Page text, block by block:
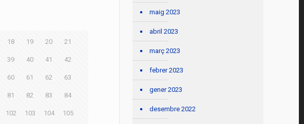
18 19 20 21
39 40 41 42
60 61 62 63
81 82 83 84
102 103 104 105
maig 2023
abril 2023
març 2023
febrer 2023
gener 2023
desembre 2022